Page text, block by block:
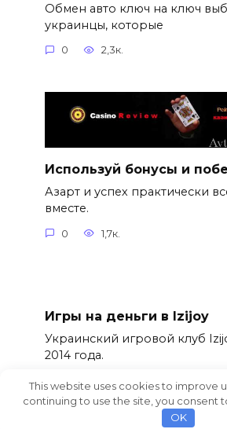
Обмен авто ключ на ключ
украинцы, которые
0 2,3к.
Используй бонусы и
Азарт и успех практически
вместе.
0 1,7к.
Игры на деньги в Izijoy
Украинский игровой клуб
2014 года.
0
This website uses cookies to improve
continuing to use the site, you consent
OK